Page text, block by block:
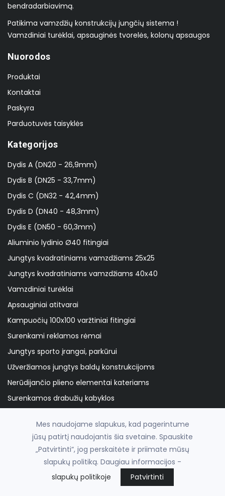
bendradarbiavimą.
Patikima vamzdžių konstrukcijų jungčių sistema !
Vamzdiniai turėklai, apsauginės tvorelės, kolonų apsaugos
Nuorodos
Produktai
Kontaktai
Paskyra
Parduotuvės taisyklės
Kategorijos
Dydis A (DN20 - 26,9mm)
Dydis B (DN25 - 33,7mm)
Dydis C (DN32 - 42,4mm)
Dydis D (DN40 - 48,3mm)
Dydis E (DN50 - 60,3mm)
Aliuminio lydinio Ø40 fitingiai
Jungtys kvadratiniams vamzdžiams 25x25
Jungtys kvadratiniams vamzdžiams 40x40
Vamzdiniai turėklai
Apsauginiai atitvarai
Kampuočių 100x100 varžtiniai fitingiai
Surenkami reklamos rėmai
Jungtys sporto įrangai, parkūrui
Užveržiamos jungtys baldų konstrukcijoms
Nerūdijančio plieno elementai kateriams
Surenkamos drabužių kabyklos
Surenkamos stoginės ir pavėsinės
N.plieno fitingiai 28/42,4
Medžio plokščių tvirtinimo fitingiai
Surenkami stelažai ir lentynos
Mes naudojame slapukus, kad pagerintume
jūsų patirtį naudojantis šia svetaine. Spauskite
„Patvirtinti“, jog perskaitėte ir priimate mūsų
slapukų politiką. Daugiau informacijos -
slapukų politikoje
Patvirtinti